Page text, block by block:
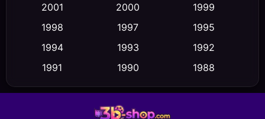
Culture (23)
Dance เต้น
2001
2000
1999
1998
1997
1995
1994
1993
1992
1991
1990
1988
1986
1985
1983
1981